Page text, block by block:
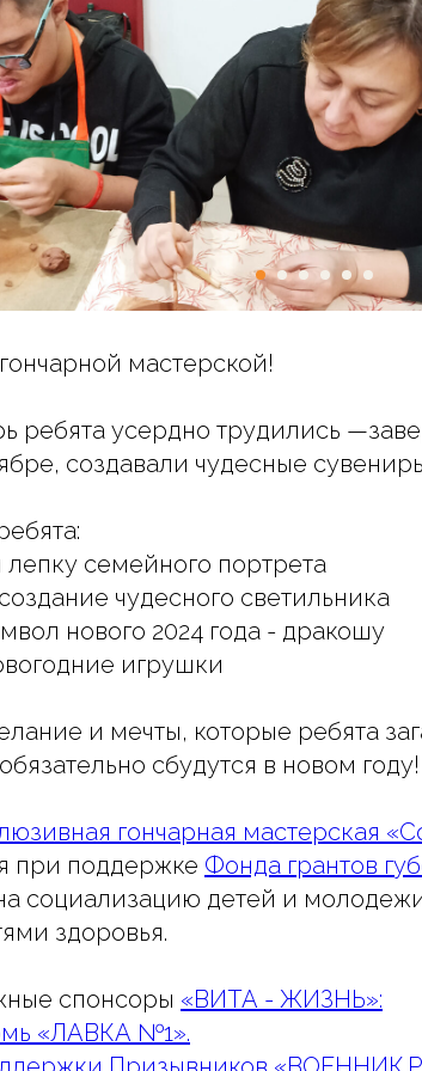
мастерской!
ребята усердно трудились
создавали чудесные
семейного портрета
чудесного светильника
нового 2024 года - дракошу
игрушки
и мечты, которые ребята
сбудутся в новом году!
гончарная мастерская
при поддержке Фонда грантов
социализацию детей и
здоровья.
спонсоры «ВИТА - ЖИЗНЬ»:
«ЛАВКА №1».